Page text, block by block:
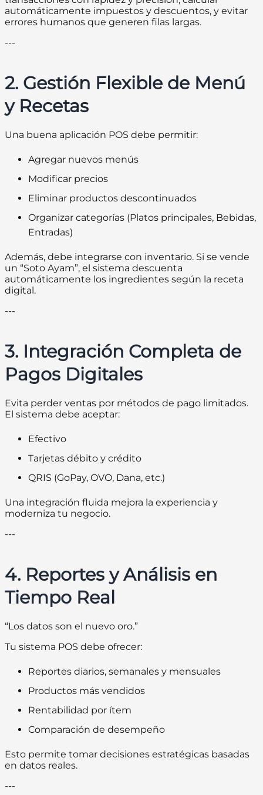
automáticamente impuestos y descuentos, y evitar
errores humanos que generen filas largas.
---
2. Gestión Flexible de Menú
y Recetas
Una buena aplicación POS debe permitir:
Agregar nuevos menús
Modificar precios
Eliminar productos descontinuados
Organizar categorías (Platos principales, Bebidas,
Entradas)
Además, debe integrarse con inventario. Si se vende
un “Soto Ayam”, el sistema descuenta
automáticamente los ingredientes según la receta
digital.
---
3. Integración Completa de
Pagos Digitales
Evita perder ventas por métodos de pago limitados.
El sistema debe aceptar:
Efectivo
Tarjetas débito y crédito
QRIS (GoPay, OVO, Dana, etc.)
Una integración fluida mejora la experiencia y
moderniza tu negocio.
---
4. Reportes y Análisis en
Tiempo Real
“Los datos son el nuevo oro.”
Tu sistema POS debe ofrecer:
Reportes diarios, semanales y mensuales
Productos más vendidos
Rentabilidad por ítem
Comparación de desempeño
Esto permite tomar decisiones estratégicas basadas
en datos reales.
---